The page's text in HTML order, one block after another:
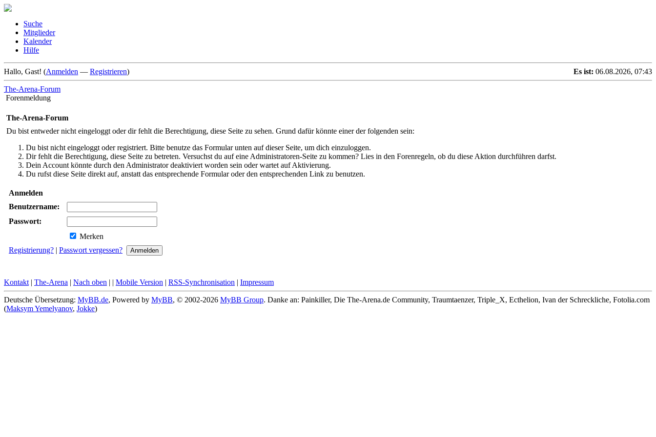
Suche
Mitglieder
Kalender
Hilfe
Es ist: 06.08.2026, 07:43
Hallo, Gast! (Anmelden — Registrieren)
The-Arena-Forum
Forenmeldung
The-Arena-Forum
Du bist entweder nicht eingeloggt oder dir fehlt die Berechtigung, diese Seite zu sehen. Grund dafür könnte einer der folgenden sein:
Du bist nicht eingeloggt oder registriert. Bitte benutze das Formular unten auf dieser Seite, um dich einzuloggen.
Dir fehlt die Berechtigung, diese Seite zu betreten. Versuchst du auf eine Administratoren-Seite zu kommen? Lies in den Forenregeln, ob du diese Aktion durchführen darfst.
Dein Account könnte durch den Administrator deaktiviert worden sein oder wartet auf Aktivierung.
Du rufst diese Seite direkt auf, anstatt das entsprechende Formular oder den entsprechenden Link zu benutzen.
Anmelden
Benutzername:
Passwort:
Merken
Registrierung? | Passwort vergessen?
Kontakt | The-Arena | Nach oben | | Mobile Version | RSS-Synchronisation | Impressum
Deutsche Übersetzung: MyBB.de, Powered by MyBB, © 2002-2026 MyBB Group. Danke an: Painkiller, Die The-Arena.de Community, Traumtaenzer, Triple_X, Ecthelion, Ivan der Schreckliche, Fotolia.com
(Maksym Yemelyanov, Jokke)